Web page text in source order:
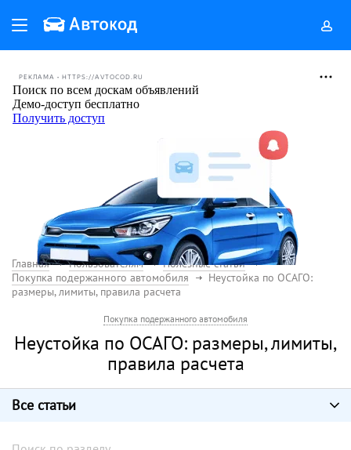
РЕКЛАМА • HTTPS://AVTOCOD.RU
Главная Пользователям
Полезные статьи
Покупка подержанного автомобиля
Неустойка по ОСАГО:
размеры, лимиты, правила расчета
Покупка подержанного автомобиля
Неустойка по ОСАГО: размеры, лимиты,
правила расчета
Все статьи